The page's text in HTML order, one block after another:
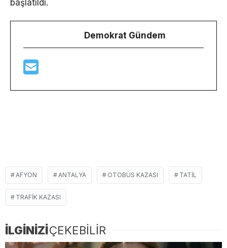
başlatıldı.
Demokrat Gündem
AFYON ANTALYA OTOBÜS KAZASI TATIL
TRAFIK KAZASI
İLGİNİZİÇEKEBİLİR